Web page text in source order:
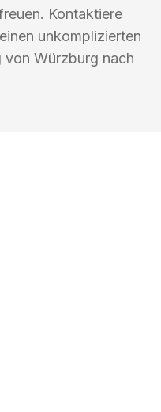
Kontaktiere
unkomplizierten
von Würzburg nach